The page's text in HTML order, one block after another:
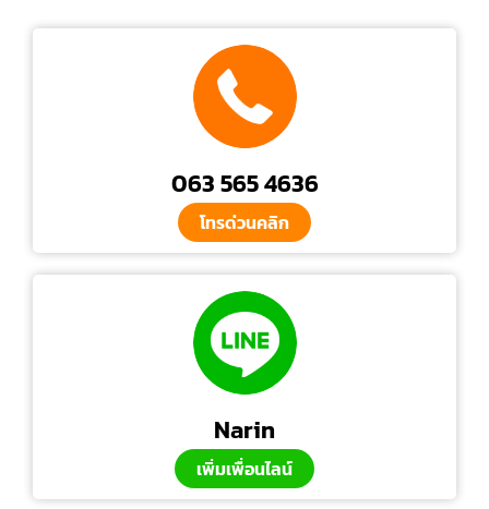
063 565 4636
โทรด่วนคลิก
Narin
เพิ่มเพื่อนไลน์